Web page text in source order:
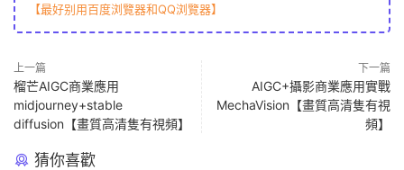
【最好别用百度浏覽器和QQ浏覽器】
上一篇
榴芒AIGC商業應用
midjourney+stable
diffusion【畫質高清隻有視頻】
下一篇
AIGC+攝影商業應用實戰
MechaVision【畫質高清隻有視
頻】
猜你喜歡